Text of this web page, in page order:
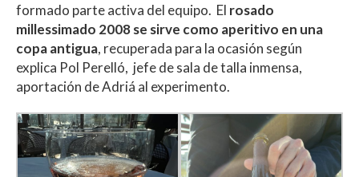
formado parte activa del equipo. El rosado
millessimado 2008 se sirve como aperitivo en una
copa antigua, recuperada para la ocasión según
explica Pol Perelló, jefe de sala de talla inmensa,
aportación de Adriá al experimento.